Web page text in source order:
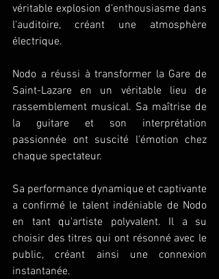
véritable explosion d'enthousiasme dans
l'auditoire, créant une atmosphère
électrique.
Nodo a réussi à transformer la Gare de
Saint-Lazare en un véritable lieu de
rassemblement musical. Sa maîtrise de
la guitare et son interprétation
passionnée ont suscité l'émotion chez
chaque spectateur.
Sa performance dynamique et captivante
a confirmé le talent indéniable de Nodo
en tant qu'artiste polyvalent. Il a su
choisir des titres qui ont résonné avec le
public, créant ainsi une connexion
instantanée.